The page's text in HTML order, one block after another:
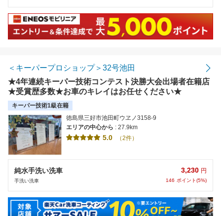
＜キーパープロショップ＞32号池田
★4年連続キーパー技術コンテスト決勝大会出場者在籍店
★受賞歴多数★お車のキレイはお任せください★
キーパー技術1級在籍
徳島県三好市池田町ウヱノ3158-9
エリアの中心から : 27.9km
5.0 （2件）
純水手洗い洗車
手洗い洗車
3,230 円
146 ポイント(5%)